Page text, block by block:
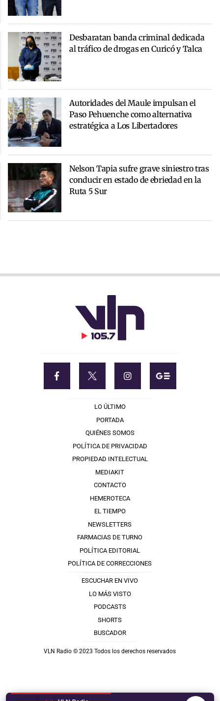
Desbaratan banda criminal dedicada
al tráfico de drogas en Curicó y Talca
Autoridades del Maule impulsan el
Paso Pehuenche como alternativa
estratégica a Los Libertadores
Nelson Tapia sufre grave siniestro tras
conducir en estado de ebriedad en la
Ruta 5 Sur
LO ÚLTIMO
PORTADA
QUIÉNES SOMOS
POLÍTICA DE PRIVACIDAD
PROPIEDAD INTELECTUAL
MEDIAKIT
CONTACTO
HEMEROTECA
EL TIEMPO
NEWSLETTERS
FARMACIAS DE TURNO
POLÍTICA EDITORIAL
POLÍTICA DE CORRECCIONES
ESCUCHAR EN VIVO
LO MÁS VISTO
PODCASTS
SHORTS
BUSCADOR
VLN Radio © 2023 Todos los derechos reservados